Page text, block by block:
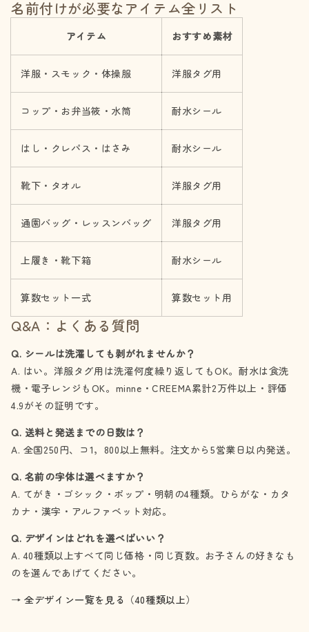
名前付けが必要なアイテム全リスト
アイテム おすすめ素材
洋服・スモック・体操服 洋服タグ用
コップ・お弁当筱・水筒 耐水シール
はし・クレパス・はさみ 耐水シール
靴下・タオル 洋服タグ用
通園バッグ・レッスンバッグ 洋服タグ用
上履き・靴下箱 耐水シール
算数セット一式 算数セット用
Q&A：よくある質問
Q. シールは洗濯しても剥がれませんか？
A. はい。洋服タグ用は洗濯何度繰り返してもOK。耐水は食洗
機・電子レンジもOK。minne・CREEMA累計2万件以上・評価
4.9がその証明です。
Q. 送料と発送までの日数は？
A. 全国250円、コ1，800以上無料。注文から5営業日以内発送。
Q. 名前の字体は選べますか？
A. てがき・ゴシック・ポップ・明朝の4種類。ひらがな・カタ
カナ・漢字・アルファベット対応。
Q. デザインはどれを選べばいい？
A. 40種類以上すべて同じ価格・同じ頁数。お子さんの好きなも
のを選んであげてください。
→全デザイン一覧を見る（40種類以上）